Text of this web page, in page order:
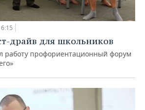
драйв для школьников
работу профориентационный форум